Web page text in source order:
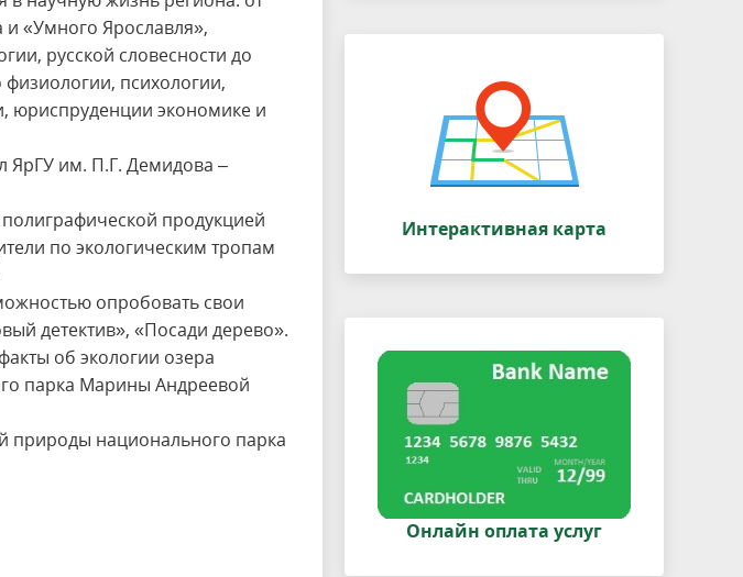
«Умного Ярославля»,
русской словесности до
психологии,
юриспруденции экономике и
ЯрГУ им. П.Г. Демидова –
продукцией
по экологическим тропам
опробовать свои
детектив», «Посади дерево».
об экологии озера
парка Марины Андреевой
природы национального парка
Интерактивная карта
Онлайн оплата услуг